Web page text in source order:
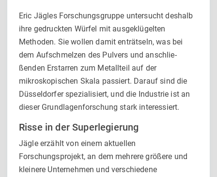
Eric Jägles Forschungsgruppe untersucht deshalb
ihre gedruck­ten Würfel mit ausgeklügelten
Methoden. Sie wollen damit ent­rätseln, was bei
dem Aufschmelzen des Pulvers und anschlie­
ßenden Erstarren zum Metallteil auf der
mikroskopischen Skala passiert. Darauf sind die
Düsseldorfer spezialisiert, und die Industrie ist an
dieser Grundlagenforschung stark interessiert.
Risse in der Superlegierung
Jägle erzählt von einem aktuellen
Forschungsprojekt, an dem mehrere größere und
kleinere Unternehmen und verschiedene